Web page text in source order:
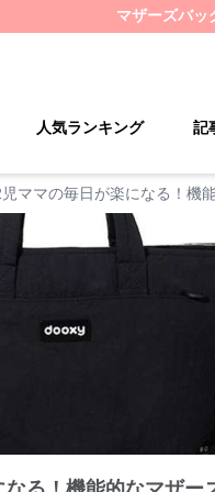
マザーズバッ
人気ランキング 記
児ママの毎日が楽になる！機